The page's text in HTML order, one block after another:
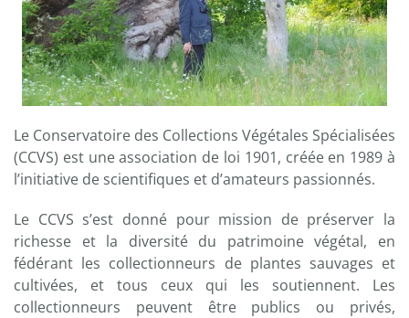
Le Conservatoire des Collections Végétales Spécialisées
(CCVS) est une association de loi 1901, créée en 1989 à
l’initiative de scientifiques et d’amateurs passionnés.
Le CCVS s’est donné pour mission de préserver la
richesse et la diversité du patrimoine végétal, en
fédérant les collectionneurs de plantes sauvages et
cultivées, et tous ceux qui les soutiennent. Les
collectionneurs peuvent être publics ou privés,